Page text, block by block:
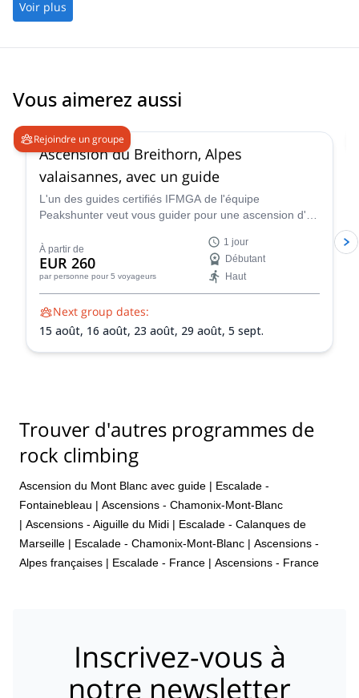
Voir plus
Vous aimerez aussi
Rejoindre un groupe
Ascension du Breithorn, Alpes
valaisannes, avec un guide
L'un des guides certifiés IFMGA de l'équipe
Peakshunter veut vous guider pour une ascension d'un
Alpes Pennines de la Suisse.
À partir de
EUR 260
par personne pour 5 voyageurs
1 jour
Débutant
Haut
Next group dates:
15 août, 16 août, 23 août, 29 août, 5 sept.
Trouver d'autres programmes de
rock climbing
Ascension du Mont Blanc avec guide | Escalade -
Fontainebleau | Ascensions - Chamonix-Mont-Blanc
| Ascensions - Aiguille du Midi | Escalade - Calanques de
Marseille | Escalade - Chamonix-Mont-Blanc | Ascensions -
Alpes françaises | Escalade - France | Ascensions - France
Inscrivez-vous à
notre newsletter